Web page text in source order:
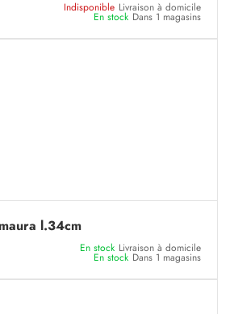
Indisponible Livraison à domicile
En stock Dans 1 magasins
l.34cm
En stock Livraison à domicile
En stock Dans 1 magasins